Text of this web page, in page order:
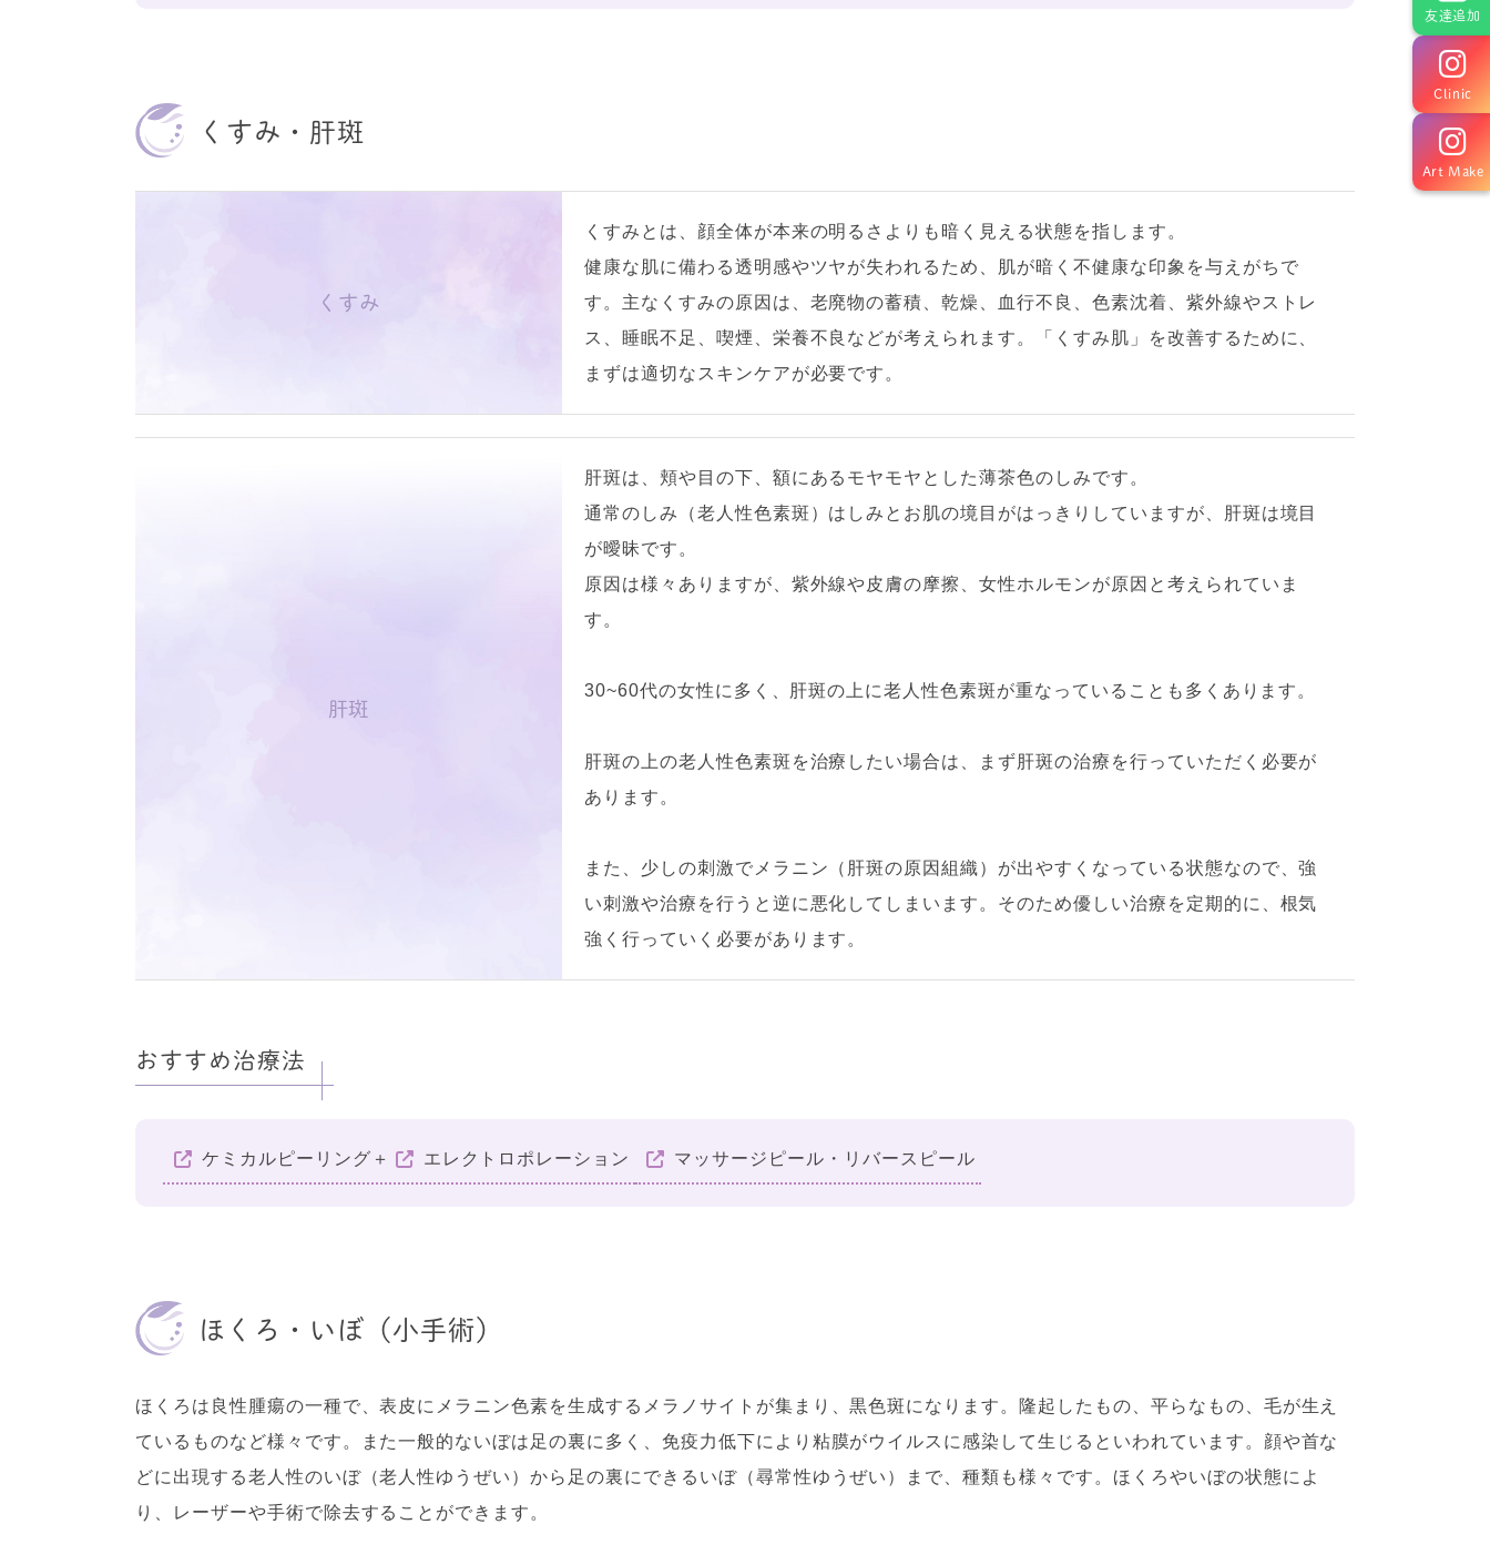
友達追加
Clinic
Art Make
くすみ・肝斑
くすみ
くすみとは、顔全体が本来の明るさよりも暗く見える状態を指します。
健康な肌に備わる透明感やツヤが失われるため、肌が暗く不健康な印象を与えがちで
す。主なくすみの原因は、老廃物の蓄積、乾燥、血行不良、色素沈着、紫外線やストレ
ス、睡眠不足、喫煙、栄養不良などが考えられます。「くすみ肌」を改善するために、
まずは適切なスキンケアが必要です。
肝斑
肝斑は、頬や目の下、額にあるモヤモヤとした薄茶色のしみです。
通常のしみ（老人性色素斑）はしみとお肌の境目がはっきりしていますが、肝斑は境目
が曖昧です。
原因は様々ありますが、紫外線や皮膚の摩擦、女性ホルモンが原因と考えられていま
す。
30~60代の女性に多く、肝斑の上に老人性色素斑が重なっていることも多くあります。
肝斑の上の老人性色素斑を治療したい場合は、まず肝斑の治療を行っていただく必要が
あります。
また、少しの刺激でメラニン（肝斑の原因組織）が出やすくなっている状態なので、強
い刺激や治療を行うと逆に悪化してしまいます。そのため優しい治療を定期的に、根気
強く行っていく必要があります。
おすすめ治療法
ケミカルピーリング ＋ エレクトロポレーション マッサージピール・リバースピール
ほくろ・いぼ（小手術）
ほくろは良性腫瘍の一種で、表皮にメラニン色素を生成するメラノサイトが集まり、黒色斑になります。隆起したもの、平らなもの、毛が生え
ているものなど様々です。また一般的ないぼは足の裏に多く、免疫力低下により粘膜がウイルスに感染して生じるといわれています。顔や首な
どに出現する老人性のいぼ（老人性ゆうぜい）から足の裏にできるいぼ（尋常性ゆうぜい）まで、種類も様々です。ほくろやいぼの状態によ
り、レーザーや手術で除去することができます。